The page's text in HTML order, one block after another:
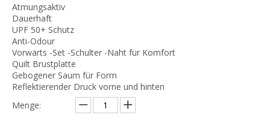
Atmungsaktiv
Dauerhaft
UPF 50+ Schutz
Anti-Odour
Vorwärts -Set -Schulter -Naht für Komfort
Quilt Brustplatte
Gebogener Saum für Form
Reflektierender Druck vorne und hinten
Menge: